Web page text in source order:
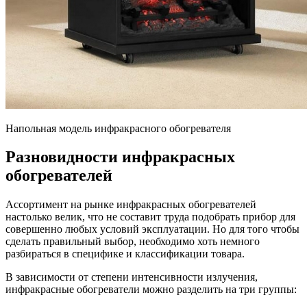
Напольная модель инфракрасного обогревателя
Разновидности инфракрасных
обогревателей
Ассортимент на рынке инфракрасных обогревателей
настолько велик, что не составит труда подобрать прибор для
совершенно любых условий эксплуатации. Но для того чтобы
сделать правильный выбор, необходимо хоть немного
разбираться в специфике и классификации товара.
В зависимости от степени интенсивности излучения,
инфракрасные обогреватели можно разделить на три группы: